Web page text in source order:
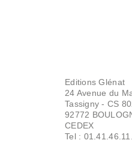
Editions Glénat
24 Avenue du
Tassigny - CS
92772
CEDEX
Tel :